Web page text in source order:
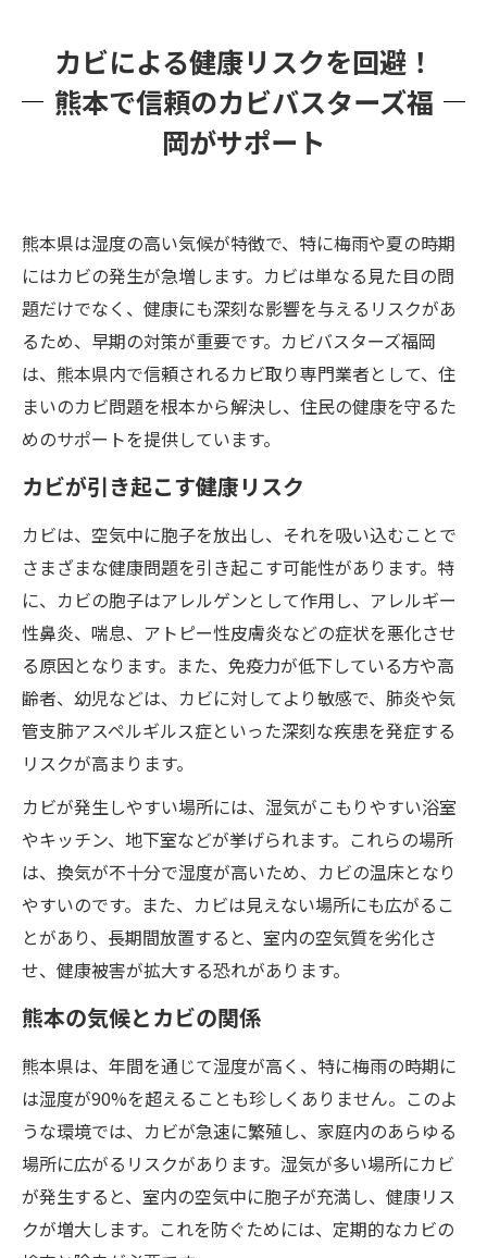
カビによる健康リスクを回避！
熊本で信頼のカビバスターズ福
岡がサポート
熊本県は湿度の高い気候が特徴で、特に梅雨や夏の時期
にはカビの発生が急増します。カビは単なる見た目の問
題だけでなく、健康にも深刻な影響を与えるリスクがあ
るため、早期の対策が重要です。カビバスターズ福岡
は、熊本県内で信頼されるカビ取り専門業者として、住
まいのカビ問題を根本から解決し、住民の健康を守るた
めのサポートを提供しています。
カビが引き起こす健康リスク
カビは、空気中に胞子を放出し、それを吸い込むことで
さまざまな健康問題を引き起こす可能性があります。特
に、カビの胞子はアレルゲンとして作用し、アレルギー
性鼻炎、喘息、アトピー性皮膚炎などの症状を悪化させ
る原因となります。また、免疫力が低下している方や高
齢者、幼児などは、カビに対してより敏感で、肺炎や気
管支肺アスペルギルス症といった深刻な疾患を発症する
リスクが高まります。
カビが発生しやすい場所には、湿気がこもりやすい浴室
やキッチン、地下室などが挙げられます。これらの場所
は、換気が不十分で湿度が高いため、カビの温床となり
やすいのです。また、カビは見えない場所にも広がるこ
とがあり、長期間放置すると、室内の空気質を劣化さ
せ、健康被害が拡大する恐れがあります。
熊本の気候とカビの関係
熊本県は、年間を通じて湿度が高く、特に梅雨の時期に
は湿度が90%を超えることも珍しくありません。このよ
うな環境では、カビが急速に繁殖し、家庭内のあらゆる
場所に広がるリスクがあります。湿気が多い場所にカビ
が発生すると、室内の空気中に胞子が充満し、健康リス
クが増大します。これを防ぐためには、定期的なカビの